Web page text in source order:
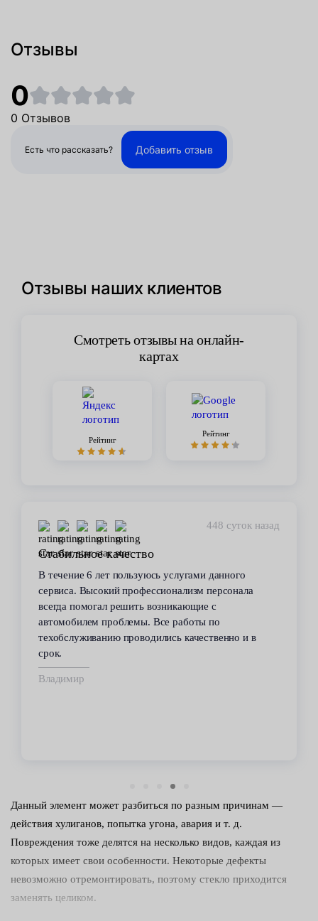
Отзывы
0
0 Отзывов
Есть что рассказать? Добавить отзыв
Отзывы наших клиентов
Смотреть отзывы на онлайн-
картах
Рейтинг
Рейтинг
448 суток назад
Стабильное качество
В течение 6 лет пользуюсь услугами данного
сервиса. Высокий профессионализм персонала
всегда помогал решить возникающие с
автомобилем проблемы. Все работы по
техобслуживанию проводились качественно и в
срок.
Владимир
Данный элемент может разбиться по разным причинам —
действия хулиганов, попытка угона, авария и т. д.
Повреждения тоже делятся на несколько видов, каждая из
которых имеет свои особенности. Некоторые дефекты
невозможно отремонтировать, поэтому стекло приходится
заменять целиком.